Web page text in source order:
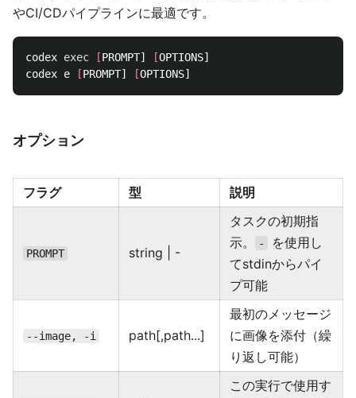
やCI/CDパイプラインに最適です。
codex exec [PROMPT] [OPTIONS]
codex e
[PROMPT] [
オプション
フラグ 型 説明
PROMPT string | -
タスクの初期指
示。
-
を使用し
てstdinからパイ
プ可能
--image, -i path[,path...]
最初のメッセージ
に画像を添付（繰
り返し可能）
この実行で使用す